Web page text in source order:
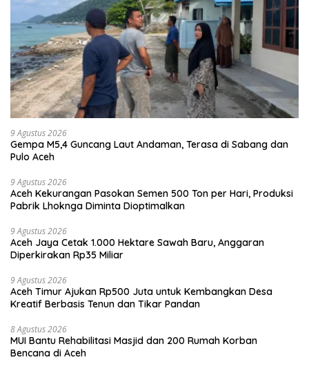
9 Agustus 2026
Gempa M5,4 Guncang Laut Andaman, Terasa di Sabang dan
Pulo Aceh
9 Agustus 2026
Aceh Kekurangan Pasokan Semen 500 Ton per Hari, Produksi
Pabrik Lhoknga Diminta Dioptimalkan
9 Agustus 2026
Aceh Jaya Cetak 1.000 Hektare Sawah Baru, Anggaran
Diperkirakan Rp35 Miliar
9 Agustus 2026
Aceh Timur Ajukan Rp500 Juta untuk Kembangkan Desa
Kreatif Berbasis Tenun dan Tikar Pandan
8 Agustus 2026
MUI Bantu Rehabilitasi Masjid dan 200 Rumah Korban
Bencana di Aceh